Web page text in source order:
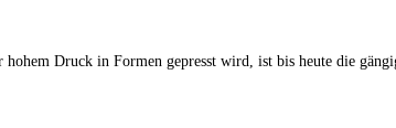
Druck in Formen gepresst wird, ist bis heute die